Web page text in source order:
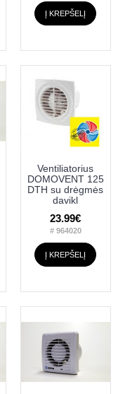
Į KREPŠELĮ
Ventiliatorius
DOMOVENT 125
DTH su drėgmės
davikl
23.99€
# 964020
Į KREPŠELĮ